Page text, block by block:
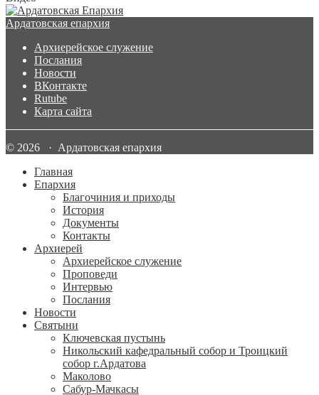
Ардатовская епархия
Архиерейское служение
Послания
Новости
ВКонтакте
Rutube
Карта сайта
© 2026 · Ардатовская епархия
Главная
Епархия
Благочиния и приходы
История
Документы
Контакты
Архиерей
Архиерейское служение
Проповеди
Интервью
Послания
Новости
Святыни
Ключевская пустынь
Никольский кафедральный собор и Троицкий
собор г.Ардатова
Маколово
Сабур-Мачкасы